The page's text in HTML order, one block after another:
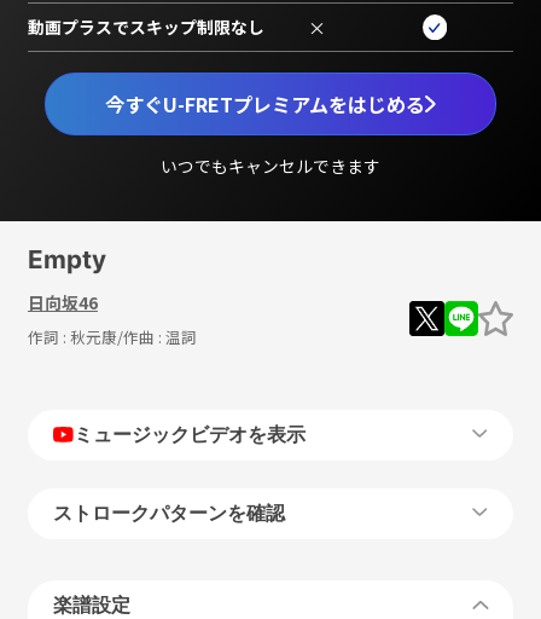
今すぐU-FRETプレミアムをはじめる
いつでもキャンセルできます
動画プラスでスキップ制限なし ×
Empty
日向坂46
作詞 : 秋元康/作曲 : 温詞
ミュージックビデオを表示
ストロークパターンを確認
楽譜設定